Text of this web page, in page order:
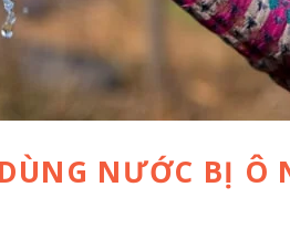
NƯỚC BỊ Ô